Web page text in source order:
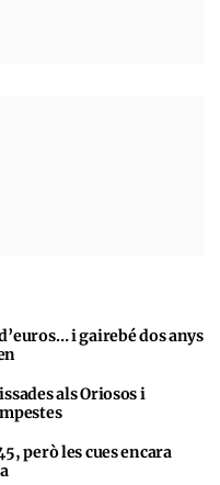
i gairebé dos anys
als Oriosos i
però les cues encara